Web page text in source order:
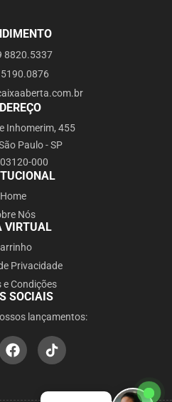
8820.5337
Inhomerim, 455
Paulo - SP
000
Home
Nós
VIRTUAL
Privacidade
e Condições
SOCIAIS
lançamentos: